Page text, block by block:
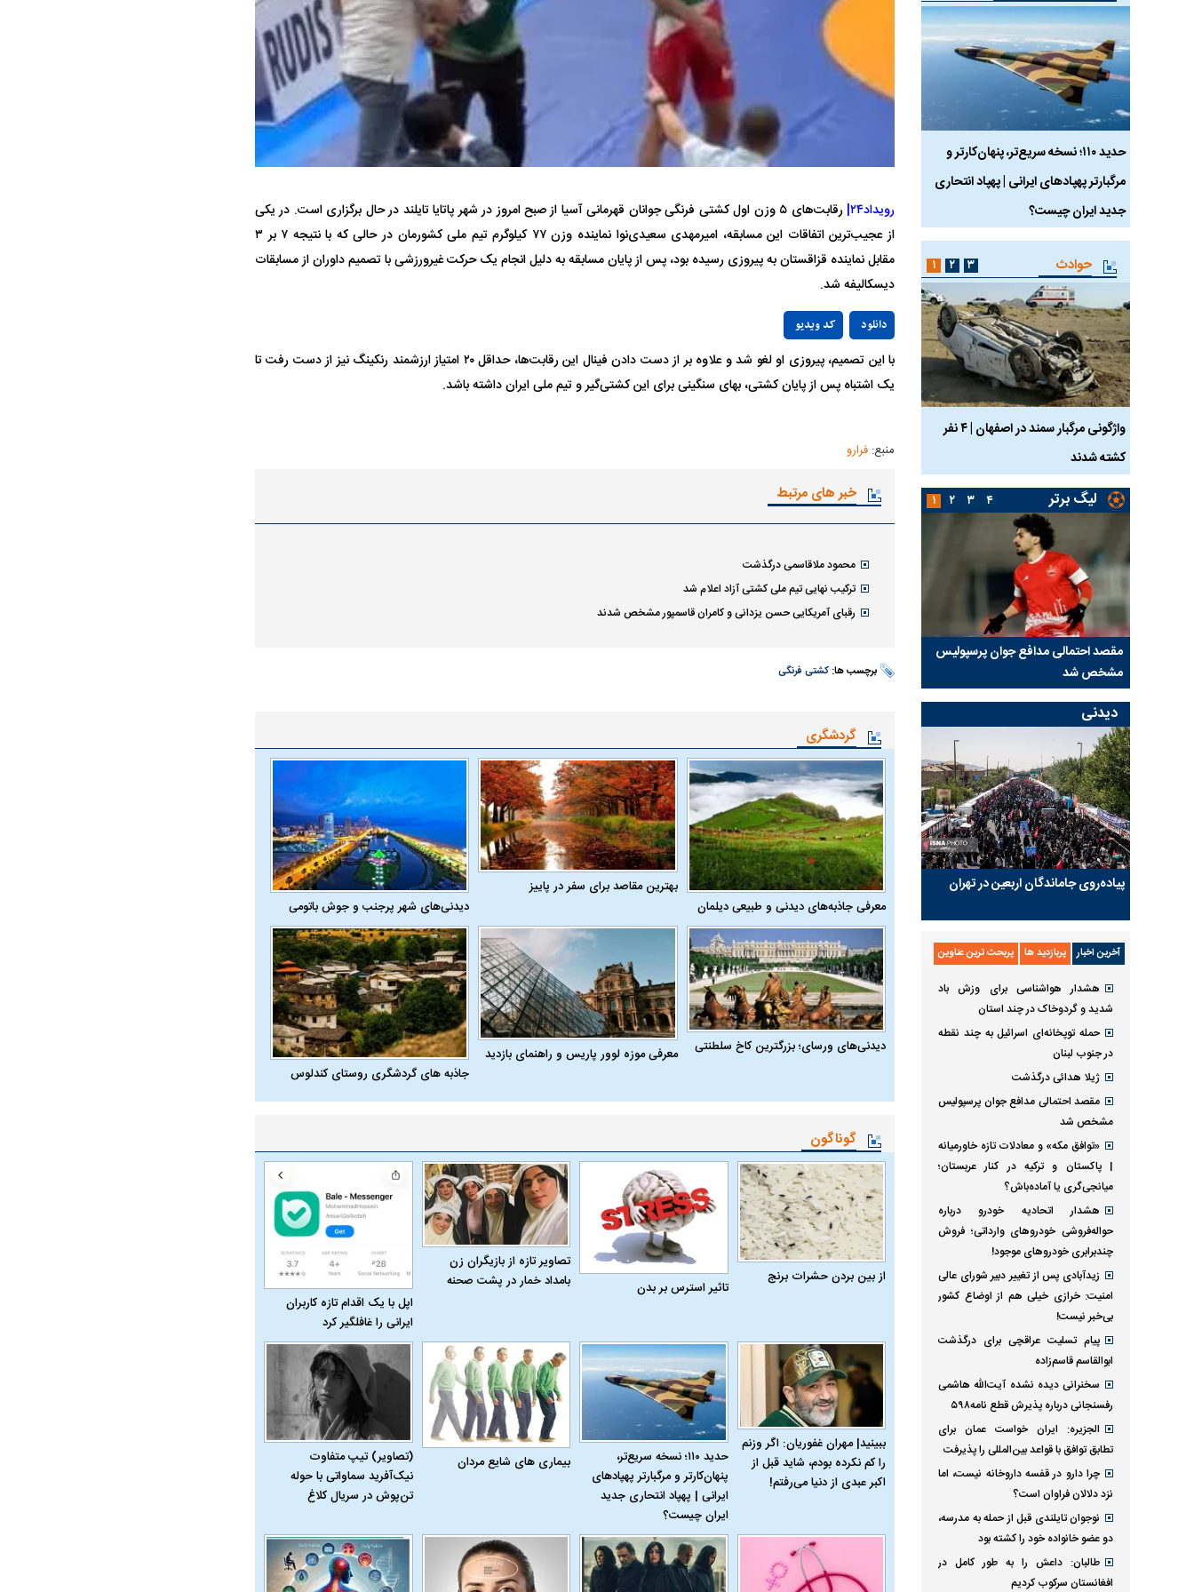
رویداد۲۴|
رقابت‌های ۵ وزن اول کشتی فرنگی جوانان قهرمانی آسیا از صبح امروز در شهر پاتایا تایلند در حال برگزاری است. در یکی
از عجیب‌ترین اتفاقات این مسابقه، امیرمهدی سعیدی‌نوا نماینده وزن ۷۷ کیلوگرم تیم ملی کشورمان در حالی که با نتیجه ۷ بر ۳
مقابل نماینده قزاقستان به پیروزی رسیده بود، پس از پایان مسابقه به دلیل انجام یک حرکت غیرورزشی با تصمیم داوران از مسابقات
دیسکالیفه شد.
Video
کد ویدیو دانلود
با این تصمیم، پیروزی او لغو شد و علاوه بر از دست دادن فینال این رقابت‌ها، حداقل ۲۰ امتیاز ارزشمند رنکینگ نیز از دست رفت تا
یک اشتباه پس از پایان کشتی، بهای سنگینی برای این کشتی‌گیر و تیم ملی ایران داشته باشد.
منبع: فرارو
خبر های مرتبط
محمود ملاقاسمی درگذشت
ترکیب نهایی تیم ملی کشتی آزاد اعلام شد
رقبای آمریکایی حسن یزدانی و کامران قاسمپور مشخص شدند
برچسب ها: کشتی فرنگی
گردشگری
معرفی جاذبه‌های دیدنی و طبیعی دیلمان
بهترین مقاصد برای سفر در پاییز
دیدنی‌های شهر پرجنب و جوش باتومی
دیدنی‌های ورسای؛ بزرگترین کاخ سلطنتی
معرفی موزه لوور پاریس و راهنمای بازدید
جاذبه های گردشگری روستای کندلوس
گوناگون
از بین بردن حشرات برنج
تاثیر استرس بر بدن
تصاویر تازه از بازیگران زن
بامداد خمار در پشت صحنه
اپل با یک اقدام تازه کاربران
ایرانی را غافلگیر کرد
ببینید| مهران غفوریان: اگر وزنم
را کم نکرده بودم، شاید قبل از
اکبر عبدی از دنیا می‌رفتم!
حدید ۱۱۰؛ نسخه سریع‌تر،
پنهان‌کارتر و مرگبارتر پهپادهای
ایرانی | پهپاد انتحاری جدید
ایران چیست؟
بیماری‌ های شایع مردان
(تصاویر) تیپ متفاوت
نیک‌آفرید سماواتی با حوله
تن‌پوش در سریال کلاغ
حدید ۱۱۰؛ نسخه سریع‌تر، پنهان‌کارتر و
مرگبارتر پهپادهای ایرانی | پهپاد انتحاری
جدید ایران چیست؟
فضاپیمای «استارشیپ» ایلان ماسک
حدید ۱۱۰؛ نسخه سریع‌تر، پنهان‌کارتر و
جدید ایران چیست؟
هواپیمای مرموز E-11A BACN چیست؟
حوادث
واژگونی مرگبار سمند در اصفهان | ۴ نفر
کشته شدند
توسط حیوانات خورده شد
۱ ۲ ۳
لیگ برتر
مقصد احتمالی مدافع جوان پرسپولیس
مشخص شد
استقلال
۱ ۲ ۳ ۴
دیدنی
پیاده‌روی جاماندگان اربعین در تهران
آخرین اخبار پربازدید ها پربحث ترین عناوین
هشدار هواشناسی برای وزش باد
شدید و گردوخاک در چند استان
حمله توپخانه‌ای اسرائیل به چند نقطه
در جنوب لبنان
ژیلا هدائی درگذشت
مقصد احتمالی مدافع جوان پرسپولیس
مشخص شد
«توافق مکه» و معادلات تازه خاورمیانه
| پاکستان و ترکیه در کنار عربستان؛
میانجی‌گری یا آماده‌باش؟
هشدار اتحادیه خودرو درباره
حواله‌فروشی خودروهای وارداتی‌؛ فروش
چندبرابری خودروهای موجود!
زیدآبادی پس از تغییر دبیر شورای عالی
امنیت: خرازی خیلی هم از اوضاع کشور
بی‌خبر نیست!
پیام تسلیت عراقچی برای درگذشت
ابوالقاسم قاسم‌زاده
سخنرانی دیده نشده آیت‌الله هاشمی
رفسنجانی درباره پذیرش قطع نامه۵۹۸
الجزیره: ایران خواست عمان برای
تطابق توافق با قواعد بین‌المللی را پذیرفت
چرا دارو در قفسه داروخانه نیست، اما
نزد دلالان فراوان است؟
نوجوان تایلندی قبل از حمله به مدرسه،
دو عضو خانواده خود را کشته بود
طالبان: داعش را به طور کامل در
افغانستان سرکوب کردیم